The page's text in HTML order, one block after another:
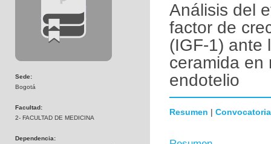
Sede:
Bogotá
Facultad:
2- FACULTAD DE MEDICINA
Dependencia:
Análisis del
factor de
(IGF-1) ante
ceramida en
endotelio
Resumen | Convocatoria